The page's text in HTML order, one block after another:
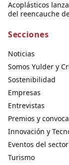
Acoplásticos
del reencauche
Secciones
Noticias
Somos Yulder y
Sostenibilidad
Empresas
Entrevistas
Premios y
Innovación y
Eventos del sector
Turismo